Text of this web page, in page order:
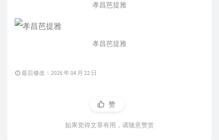
‌孝昌芭提雅‌
‌孝昌芭提雅‌
最后修改：2026 年 04 月 22 日
赞
如果觉得文章有用，请随意赞赏